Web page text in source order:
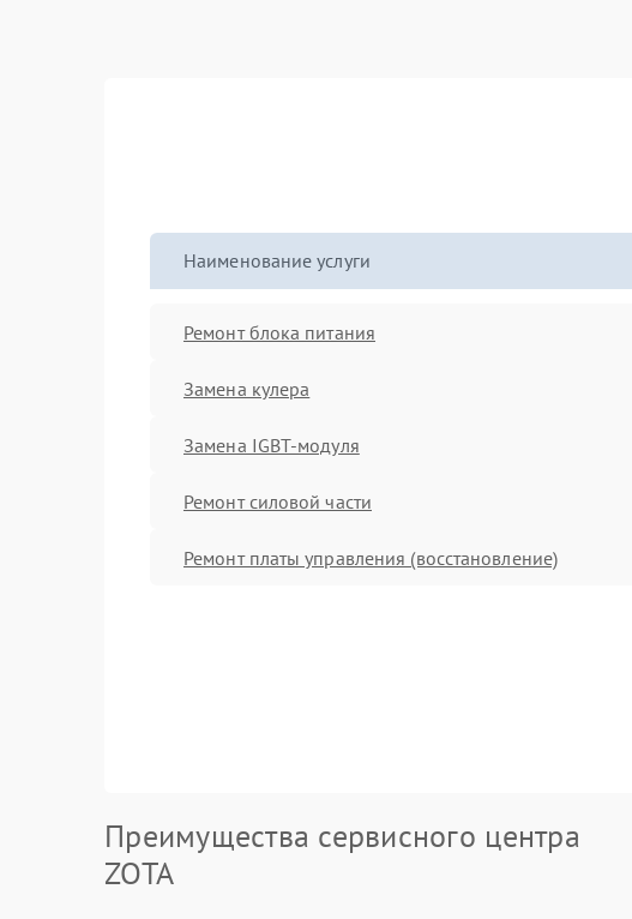
Наименование услуги
Ремонт блока питания
Замена кулера
Замена IGBT-модуля
Ремонт силовой части
Ремонт платы управления (восстановление)
Преимущества сервисного центра
ZOTA